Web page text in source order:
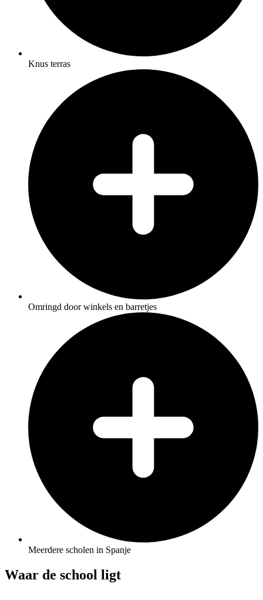
Knus terras
Omringd door winkels en barretjes
Meerdere scholen in Spanje
Waar de school ligt